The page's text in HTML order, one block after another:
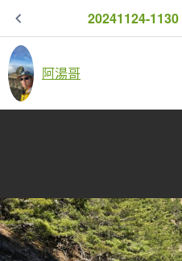
20241124-
阿湯哥